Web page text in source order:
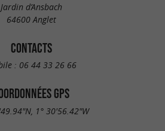
Jardin d’Ansbach
64600 Anglet
CONTACTS
: 06 44 33 26 66
GPS
1° 30'56.42"W